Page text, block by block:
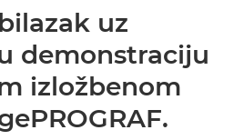
uz
demonstraciju
izložbenom